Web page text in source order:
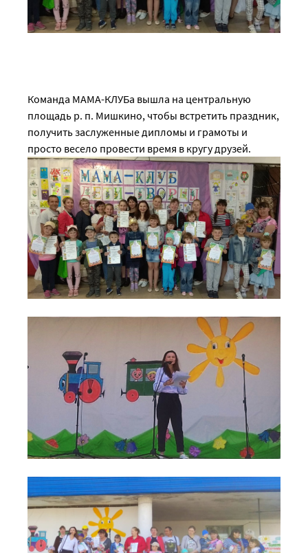
Команда МАМА-КЛУБа вышла на центральную
площадь р. п. Мишкино, чтобы встретить праздник,
получить заслуженные дипломы и грамоты и
просто весело провести время в кругу друзей.